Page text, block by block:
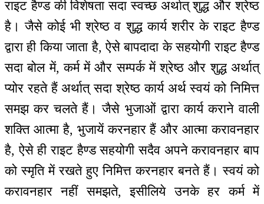
राइट हैण्ड की विशेषता सदा स्वच्छ अर्थात् शुद्ध और श्रेष्ठ
है। जैसे कोई भी श्रेष्ठ व शुद्ध कार्य शरीर के राइट हैण्ड
द्वारा ही किया जाता है, ऐसे बापदादा के सहयोगी राइट हैण्ड
सदा बोल में, कर्म में और सम्पर्क में श्रेष्ठ और शुद्ध अर्थात्
प्योर रहते हैं अर्थात् सदा श्रेष्ठ कार्य अर्थ स्वयं को निमित्त
समझ कर चलते हैं। जैसे भुजाओं द्वारा कार्य कराने वाली
शक्ति आत्मा है, भुजायें करनहार हैं और आत्मा करावनहार
है, ऐसे ही राइट हैण्ड सहयोगी सदैव अपने करावनहार बाप
को स्मृति में रखते हुए निमित्त करनहार बनते हैं। स्वयं को
करावनहार नहीं समझते, इसीलिये उनके हर कर्म में